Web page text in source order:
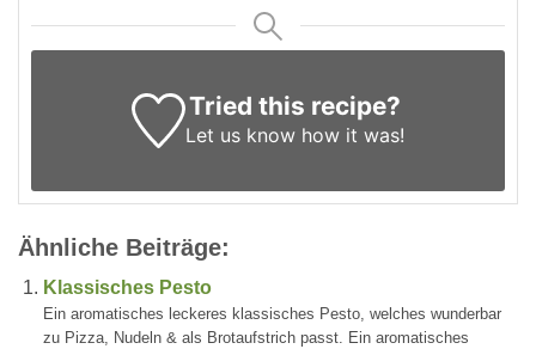
Tried this recipe?
Let us know how it was!
Ähnliche Beiträge:
Klassisches Pesto
Ein aromatisches leckeres klassisches Pesto, welches wunderbar
zu Pizza, Nudeln & als Brotaufstrich passt. Ein aromatisches